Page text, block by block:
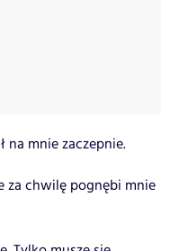
na mnie zaczepnie.
za chwilę pognębi mnie